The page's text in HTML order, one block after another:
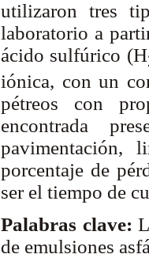
utilizaron tres
laboratorio a
ácido sulfúrico (H
iónica, con un
pétreos con
encontrada
pavimentación,
porcentaje de
ser el tiempo de
Palabras clave:
de emulsiones